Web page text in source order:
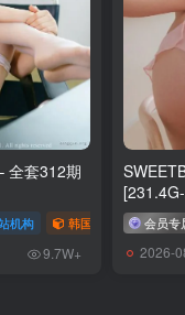
全套312期
机构 韩国（korea） #
9.7W+
会员专
2026-